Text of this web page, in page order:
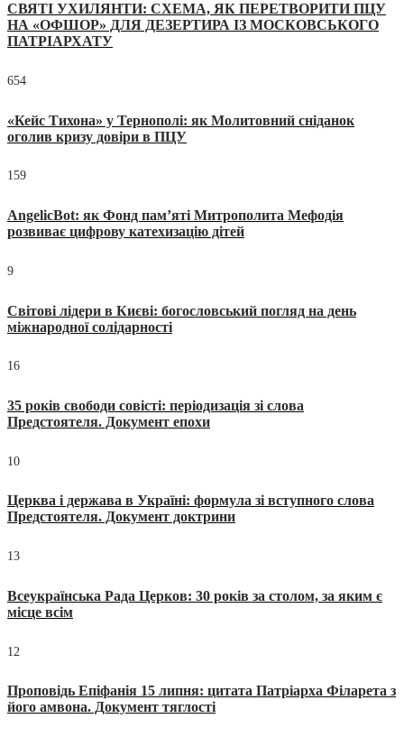
СВЯТІ УХИЛЯНТИ: СХЕМА, ЯК ПЕРЕТВОРИТИ ПЦУ
НА «ОФШОР» ДЛЯ ДЕЗЕРТИРА ІЗ МОСКОВСЬКОГО
ПАТРІАРХАТУ
654
«Кейс Тихона» у Тернополі: як Молитовний сніданок
оголив кризу довіри в ПЦУ
159
AngelicBot: як Фонд пам’яті Митрополита Мефодія
розвиває цифрову катехизацію дітей
9
Світові лідери в Києві: богословський погляд на день
міжнародної солідарності
16
35 років свободи совісті: періодизація зі слова
Предстоятеля. Документ епохи
10
Церква і держава в Україні: формула зі вступного слова
Предстоятеля. Документ доктрини
13
Всеукраїнська Рада Церков: 30 років за столом, за яким є
місце всім
12
Проповідь Епіфанія 15 липня: цитата Патріарха Філарета з
його амвона. Документ тяглості